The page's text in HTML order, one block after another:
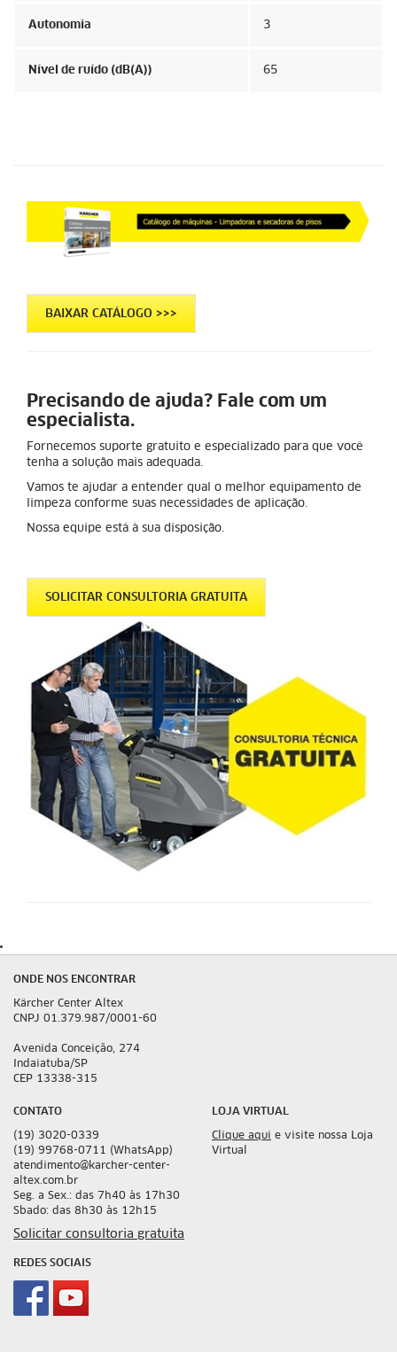
Autonomia 3
Nível de ruído (dB(A)) 65
BAIXAR CATÁLOGO >>>
Precisando de ajuda? Fale com um
especialista.
Fornecemos suporte gratuito e especializado para que você
tenha a solução mais adequada.
Vamos te ajudar a entender qual o melhor equipamento de
limpeza conforme suas necessidades de aplicação.
Nossa equipe está à sua disposição.
SOLICITAR CONSULTORIA GRATUITA
ONDE NOS ENCONTRAR
Kärcher Center Altex
CNPJ 01.379.987/0001-60
Avenida Conceição, 274
Indaiatuba/SP
CEP 13338-315
CONTATO
(19) 3020-0339
(19) 99768-0711 (WhatsApp)
atendimento@karcher-center-
altex.com.br
Seg. a Sex.: das 7h40 às 17h30
Sbado: das 8h30 às 12h15
Solicitar consultoria gratuita
LOJA VIRTUAL
Clique aqui e visite nossa Loja
Virtual
REDES SOCIAIS